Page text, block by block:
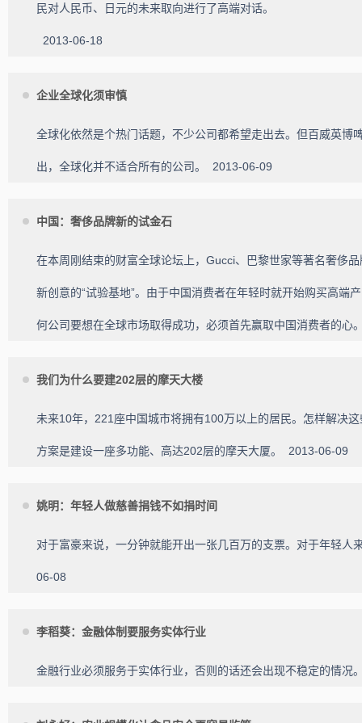
民对人民币、日元的未来取向进行了高端对话。
2013-06-18
企业全球化须审慎
全球化依然是个热门话题，不少公司都希望走出去。但百威英
出，全球化并不适合所有的公司。 2013-06-09
中国：奢侈品牌新的试金石
在本周刚结束的财富全球论坛上，Gucci、巴黎世家等著名奢侈
新创意的“试验基地”。由于中国消费者在年轻时就开始购买高端
何公司要想在全球市场取得成功，必须首先赢取中国消费者的心
我们为什么要建202层的摩天大楼
未来10年，221座中国城市将拥有100万以上的居民。怎样解决
方案是建设一座多功能、高达202层的摩天大厦。 2013-06-09
姚明：年轻人做慈善捐钱不如捐时间
对于富豪来说，一分钟就能开出一张几百万的支票。对于年轻
06-08
李稻葵：金融体制要服务实体行业
金融行业必须服务于实体行业，否则的话还会出现不稳定的情况